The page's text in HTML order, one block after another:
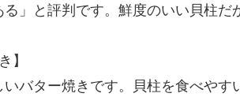
る」と評判です。鮮度のいい貝柱
】
バター焼きです。貝柱を食べやす